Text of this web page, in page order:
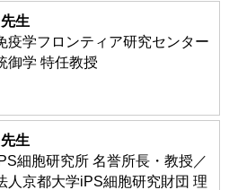
生
疫学フロンティア研究センター
御学 特任教授
生
細胞研究所 名誉所長・教授／
人京都大学iPS細胞研究財団 理